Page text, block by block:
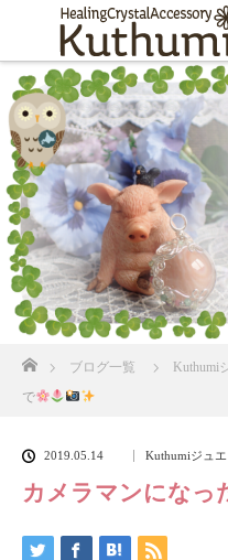
ブログ一覧 Kuthumi
で
2019.05.14 Kuthumiジュ
カメラマンになっ